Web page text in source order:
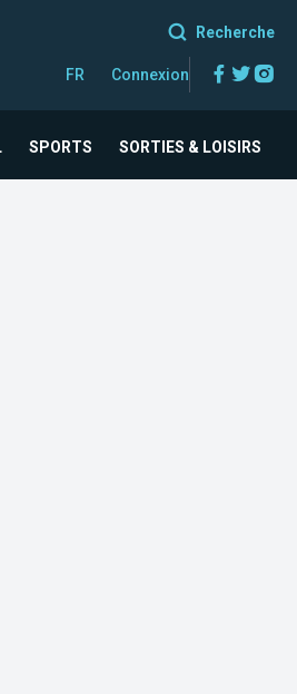
Recherche
FR Connexion Facebook
Twitter
SPORTS SORTIES & LOISIRS